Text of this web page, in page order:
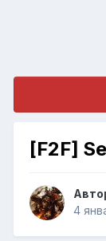
[F2F]
4